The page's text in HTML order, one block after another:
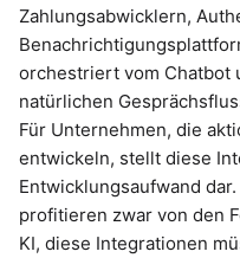
Zahlungsabwicklern,
orchestriert vom Chatbot
natürlichen
Für Unternehmen, die
entwickeln, stellt diese
Entwicklungsaufwand
profitieren zwar von den
KI, diese Integrationen